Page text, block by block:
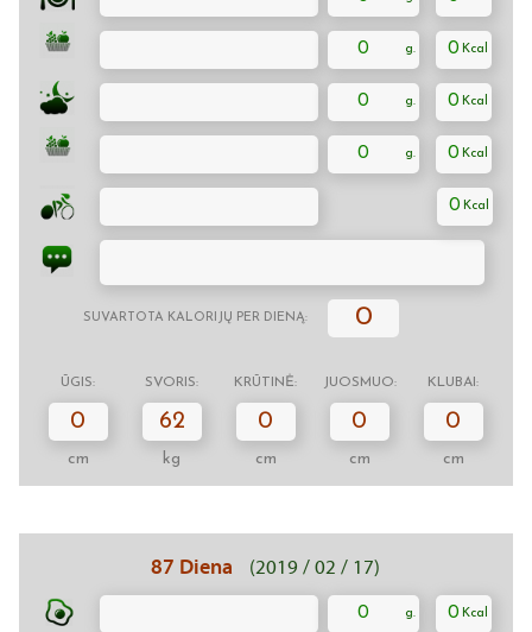
0 0
0 0
0 0
0
SUVARTOTA KALORIJŲ PER DIENĄ: 0
ŪGIS: SVORIS: KRŪTINĖ: JUOSMUO: KLUBAI:
0
cm
62
kg
0
cm
0
cm
0
cm
87 Diena (2019 / 02 / 17)
0 0